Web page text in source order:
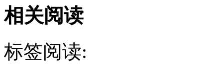
相关阅读
标签阅读: